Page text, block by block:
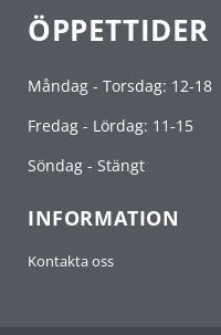
ÖPPETTIDER
Måndag - Torsdag: 12-18
Fredag - Lördag: 11-15
Söndag - Stängt
INFORMATION
Kontakta oss